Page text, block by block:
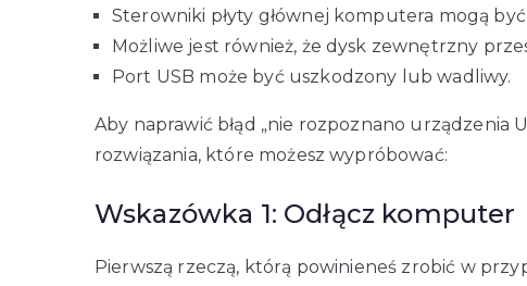
Sterowniki płyty głównej komputera mogą
Możliwe jest również, że dysk zewnętrzny
Port USB może być uszkodzony lub wadliwy.
Aby naprawić błąd „nie rozpoznano urządzenia
rozwiązania, które możesz wypróbować:
Wskazówka 1: Odłącz komputer
Pierwszą rzeczą, którą powinieneś zrobić w